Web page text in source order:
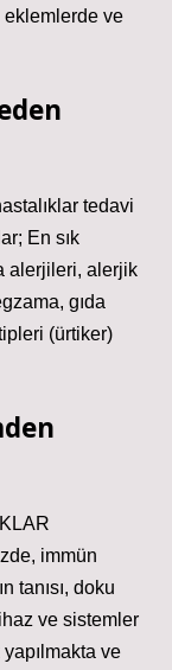
eklemlerde ve
tedavi
En sık
alerjileri, alerjik
gıda
(ürtiker)
immün
tanısı, doku
ve sistemler
ve